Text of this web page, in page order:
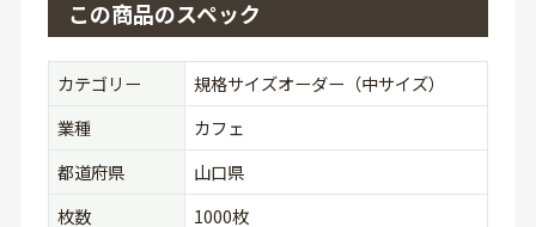
この商品のスペック
カテゴリー
規格サイズオーダー（中サイズ）
業種
カフェ
都道府県
山口県
枚数
1000枚